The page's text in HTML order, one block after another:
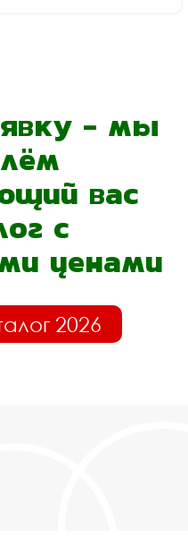
- мы
вас
с
ценами
2026